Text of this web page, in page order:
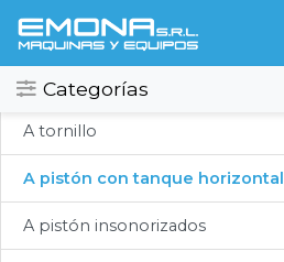
Categorías
Categorias
Todos
Compresores
Compresores
Ver todos
A tornillo
A pistón con tanque horizontal
A pistón insonorizados
Secadores
Hidrolavadoras